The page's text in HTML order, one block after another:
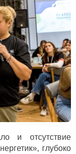
и отсутствие
глубоко